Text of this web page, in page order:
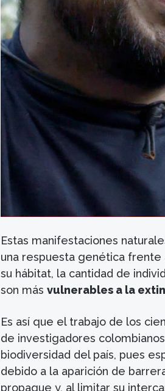
Estas manifestaciones
una respuesta genética frente
su hábitat, la cantidad de
son más vulnerables a la
Es así que el trabajo de los
de investigadores
biodiversidad del país, pues
debido a la aparición de
propague y, al limitar su